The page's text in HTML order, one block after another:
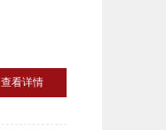
查看详情